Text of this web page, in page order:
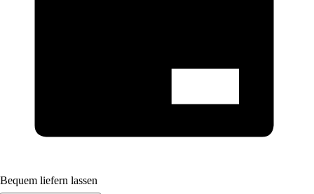
Bequem liefern lassen